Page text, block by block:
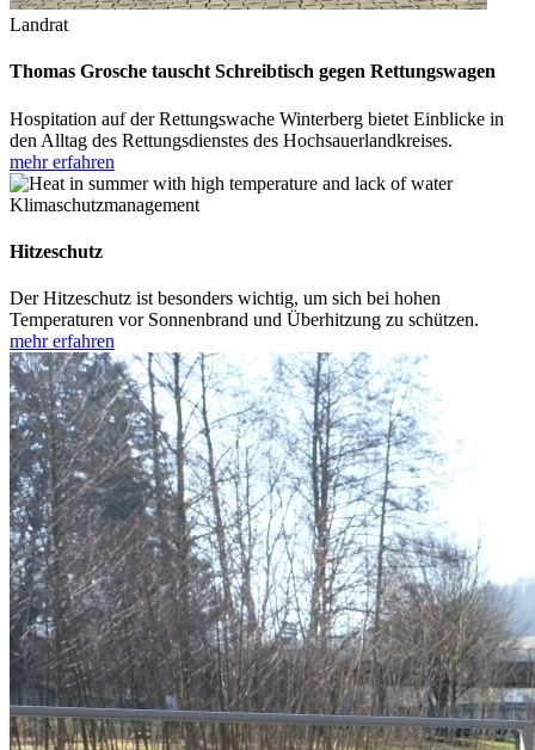
Landrat
Thomas Grosche tauscht Schreibtisch gegen Rettungswagen
Hospitation auf der Rettungswache Winterberg bietet Einblicke in
den Alltag des Rettungsdienstes des Hochsauerlandkreises.
mehr erfahren
Klimaschutzmanagement
Hitzeschutz
Der Hitzeschutz ist besonders wichtig, um sich bei hohen
Temperaturen vor Sonnenbrand und Überhitzung zu schützen.
mehr erfahren